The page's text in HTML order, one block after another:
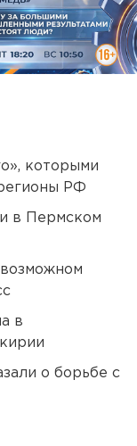
которыми
РФ
в Пермском
в
о борьбе с